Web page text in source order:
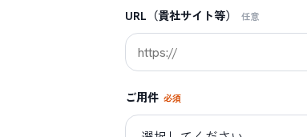
URL（貴社サイト等） 任意
ご用件 必須